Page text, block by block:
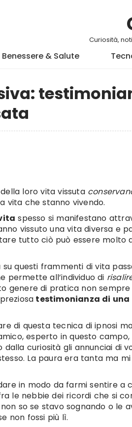
Curiosità,
Benessere & Salute
loro vita vissuta
vita che stanno vivendo.
spesso si manifestano
vissuto una vita diversa e
tutto ciò può essere molto
su questi frammenti di vita
permette all’individuo di
genere di pratica non
testimonianza di una
di questa tecnica di ipnosi
esperto in questo
dalla curiosità gli annunciai di
La paura era tanta ma
in modo da farmi sentire a
le nebbie dei ricordi che si
so se stavo sognando o le
non fossi più lì.